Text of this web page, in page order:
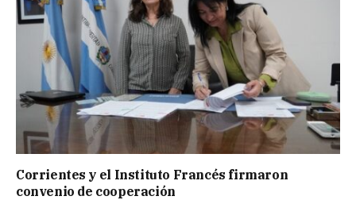
Corrientes y el Instituto Francés firmaron
convenio de cooperación